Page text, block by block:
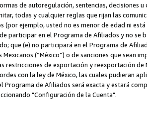
de autoregulación, sentencias, decisiones
todas y cualquier reglas que rijan las
ejemplo, usted no es menor de edad ni
participar en el Programa de Afiliados y no se
que (e) no participará en el Programa de
(“México”) o de sanciones que sean
de exportación y reexportación de
con la ley de México, las cuales pudieran
de Afiliados será exacta y estará
"Configuración de la Cuenta".